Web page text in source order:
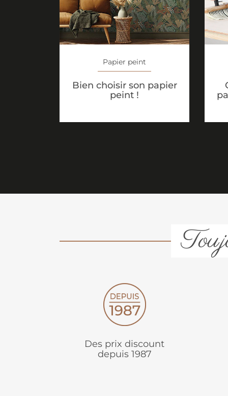
Papier peint
Bien choisir son papier
peint !
Des prix discount
depuis 1987